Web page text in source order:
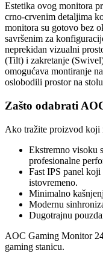
Estetika ovog monitora
crno-crvenim detaljima
monitora su gotovo bez
savršenim za
neprekidan vizualni
(Tilt) i zakretanje
omogućava montiranje
oslobodili prostor na
Zašto odabrati
Ako tražite proizvod koji
Ekstremno visoku
profesionalne
Fast IPS panel
istovremeno.
Minimalno
Modernu
Dugotrajnu
AOC Gaming Monitor
gaming stanicu.